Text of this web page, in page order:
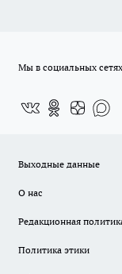
Мы в социальных сетях
Выходные данные
О нас
Редакционная
Политика этики